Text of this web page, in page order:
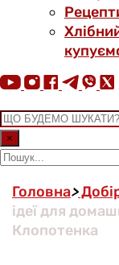
×
Головна>
ідеї для
Клопотенка